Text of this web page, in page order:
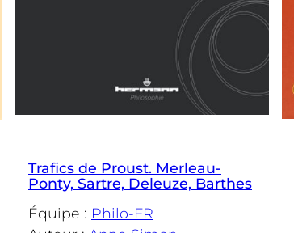
Trafics de Proust. Merleau-
Ponty, Sartre, Deleuze, Barthes
Équipe : Philo-FR